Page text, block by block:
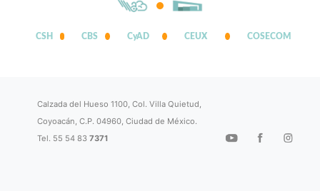
CSH CBS CyAD CEUX COSECOM
Calzada del Hueso 1100, Col. Villa Quietud,
Coyoacán, C.P. 04960, Ciudad de México.
Tel. 55 54 837371